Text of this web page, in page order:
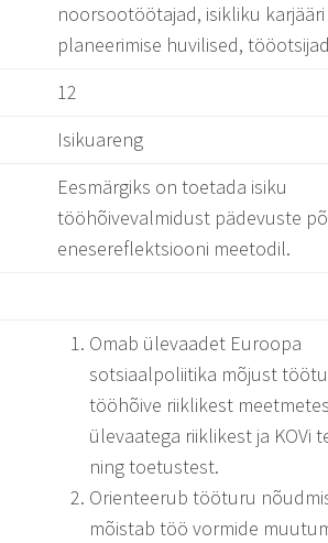
noorsootöötajad, isikliku karjääri
planeerimise huvilised, tööotsijad
12
Isikuareng
Eesmärgiks on toetada isiku
tööhõivevalmidust pädevuste
enesereflektsiooni meetodil.
Omab ülevaadet Euroopa
sotsiaalpoliitika mõjust
tööhõive riiklikest
ülevaatega riiklikest ja KOVi
ning toetustest.
Orienteerub tööturu
mõistab töö vormide